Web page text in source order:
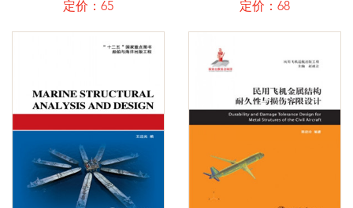
定价：65
定价：68